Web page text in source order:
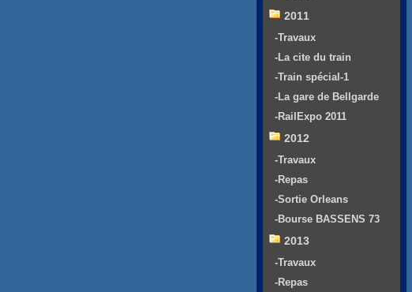
2011
-Travaux
-La cite du train
-Train spécial-1
-La gare de Bellgarde
-RailExpo 2011
2012
-Travaux
-Repas
-Sortie Orleans
-Bourse BASSENS 73
2013
-Travaux
-Repas